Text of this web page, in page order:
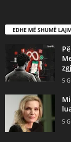
EDHE MË SHUMË
5
5